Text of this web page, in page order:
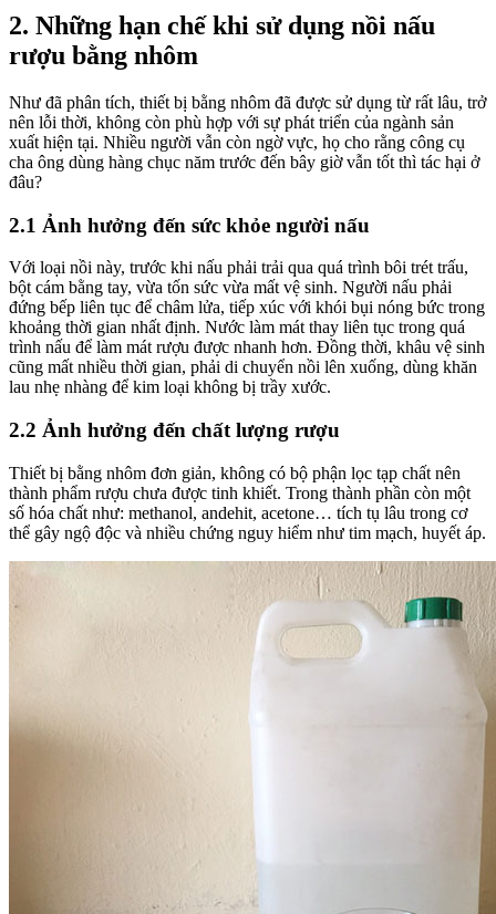
2. Những hạn chế khi sử dụng nồi nấu
rượu bằng nhôm
Như đã phân tích, thiết bị bằng nhôm đã được sử dụng từ rất lâu, trở
nên lỗi thời, không còn phù hợp với sự phát triển của ngành sản
xuất hiện tại. Nhiều người vẫn còn ngờ vực, họ cho rằng công cụ
cha ông dùng hàng chục năm trước đến bây giờ vẫn tốt thì tác hại ở
đâu?
2.1 Ảnh hưởng đến sức khỏe người nấu
Với loại nồi này, trước khi nấu phải trải qua quá trình bôi trét trấu,
bột cám bằng tay, vừa tốn sức vừa mất vệ sinh. Người nấu phải
đứng bếp liên tục để châm lửa, tiếp xúc với khói bụi nóng bức trong
khoảng thời gian nhất định. Nước làm mát thay liên tục trong quá
trình nấu để làm mát rượu được nhanh hơn. Đồng thời, khâu vệ sinh
cũng mất nhiều thời gian, phải di chuyển nồi lên xuống, dùng khăn
lau nhẹ nhàng để kim loại không bị trầy xước.
2.2 Ảnh hưởng đến chất lượng rượu
Thiết bị bằng nhôm đơn giản, không có bộ phận lọc tạp chất nên
thành phẩm rượu chưa được tinh khiết. Trong thành phần còn một
số hóa chất như: methanol, andehit, acetone… tích tụ lâu trong cơ
thể gây ngộ độc và nhiều chứng nguy hiểm như tim mạch, huyết áp.